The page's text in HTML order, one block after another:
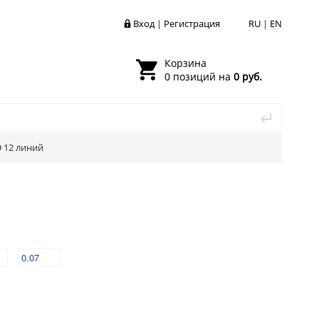
RU | EN
Вход| Регистрация
Корзина
0 позиций на 0 руб.
12 линий
0.07